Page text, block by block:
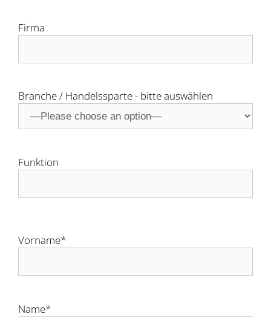
Firma
Branche / Handelssparte - bitte auswählen
Funktion
Vorname*
Name*